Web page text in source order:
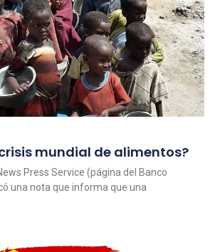
mundial de alimentos?
Press Service (página del Banco
una nota que informa que una